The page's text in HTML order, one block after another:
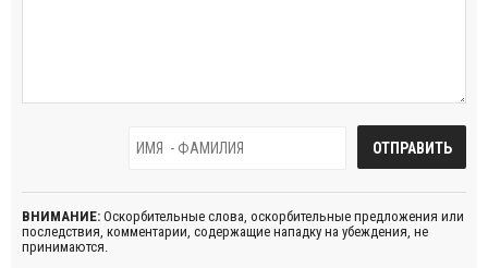
ВНИМАНИЕ: Оскорбительные слова, оскорбительные предложения или
последствия, комментарии, содержащие нападку на убеждения, не
принимаются.